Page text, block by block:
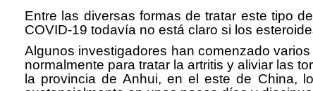
Entre las diversas formas de tratar este tipo
COVID-19 todavía no está claro si los
Algunos investigadores han comenzado
normalmente para tratar la artritis y aliviar las
la provincia de Anhui, en el este de China,